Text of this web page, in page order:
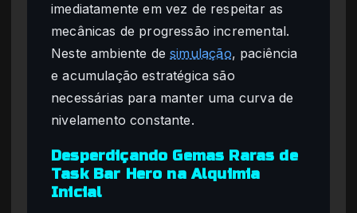
imediatamente em vez de respeitar as
mecânicas de progressão incremental.
Neste ambiente desimulação, paciência
e acumulação estratégica são
necessárias para manter uma curva de
nivelamento constante.
Desperdiçando Gemas Raras de
Task Bar Hero na Alquimia
Inicial